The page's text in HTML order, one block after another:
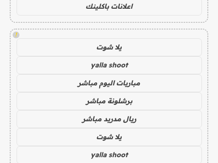
اعلانات باكلينك
!
يلا شوت
yalla shoot
مباريات اليوم مباشر
برشلونة مباشر
ريال مدريد مباشر
يلا شوت
yalla shoot